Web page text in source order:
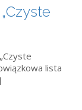
lista